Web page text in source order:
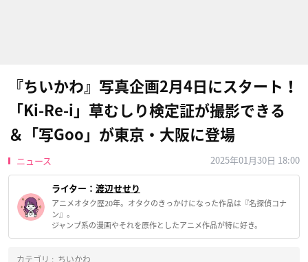
『ちいかわ』写真企画2月4日にスタート！
「Ki-Re-i」草むしり検定証が撮影できる
＆「写Goo」が東京・大阪に登場
ニュース 2025年01月30日 18:00
ライター： 渡辺せせり
アニメオタク歴20年。オタクのきっかけになった作品は『名探偵コナ
ン』。
ジャンプ系の漫画やそれを原作としたアニメ作品が特に好き。
カテゴリ : ちいかわ